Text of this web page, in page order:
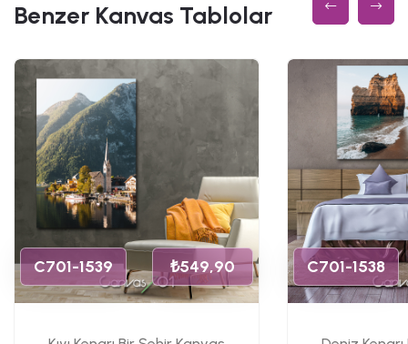
Benzer Kanvas Tablolar
C701-1539 ₺549,90 C701-1538